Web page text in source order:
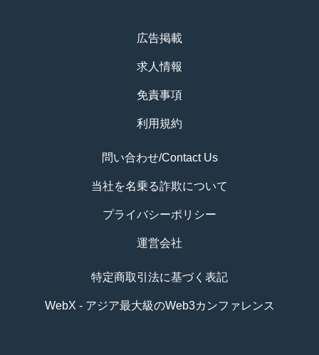
広告掲載
求人情報
免責事項
利用規約
問い合わせ/Contact Us
当社を名乗る詐欺について
プライバシーポリシー
運営会社
特定商取引法に基づく表記
WebX - アジア最大級のWeb3カンファレンス